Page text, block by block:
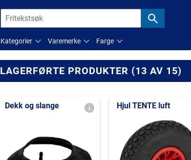
Kategorier Varemerke Farge
LAGERFØRTE PRODUKTER (13 AV 15)
Dekk og slange Hjul TENTE luft